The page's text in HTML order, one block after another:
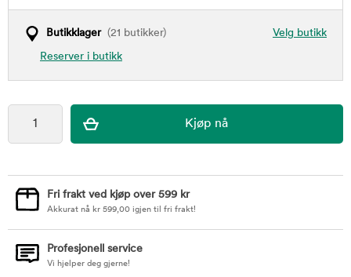
Velg butikk
Butikklager(21 butikker)
Reserver i butikk
Fri frakt ved kjøp over 599 kr
Akkurat nå kr 599,00 igjen til fri frakt!
Profesjonell service
Vi hjelper deg gjerne!